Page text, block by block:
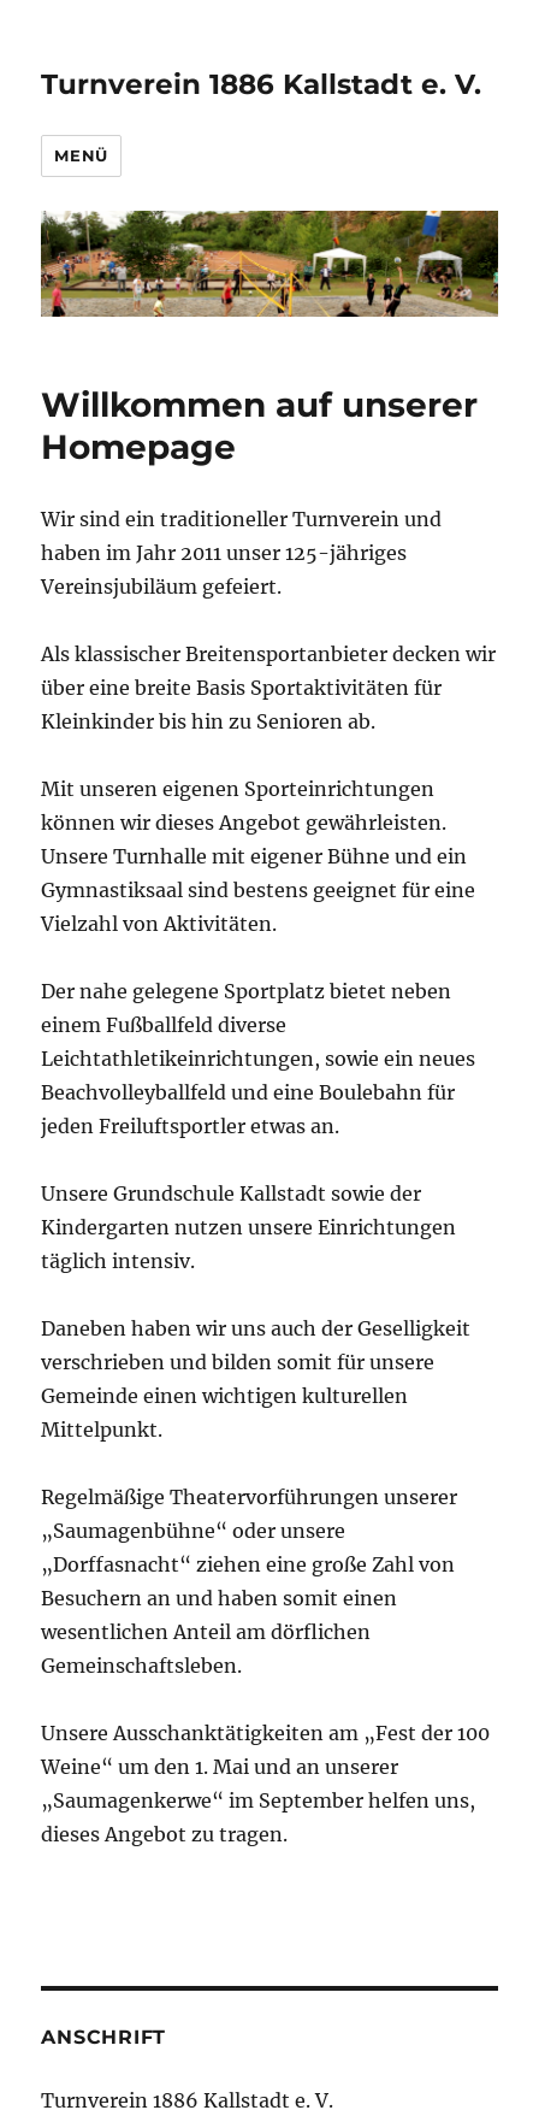
Turnverein 1886 Kallstadt e. V.
MENÜ
Willkommen auf unserer
Homepage
Wir sind ein traditioneller Turnverein und
haben im Jahr 2011 unser 125-jähriges
Vereinsjubiläum gefeiert.
Als klassischerBreitensportanbieter decken wir
über eine breite Basis Sportaktivitäten für
Kleinkinder bis hin zu Senioren ab.
Mit unseren eigenen Sporteinrichtungen
können wir dieses Angebot gewährleisten.
Unsere Turnhalle mit eigener Bühne und ein
Gymnastiksaal sind bestens geeignet für eine
Vielzahl von Aktivitäten.
Der nahe gelegene Sportplatz bietet neben
einem Fußballfeld diverse
Leichtathletikeinrichtungen, sowie ein neues
Beachvolleyballfeld und eine Boulebahn für
jeden Freiluftsportler etwas an.
Unsere Grundschule Kallstadt sowie der
Kindergarten nutzen unsere Einrichtungen
täglich intensiv.
Daneben haben wir uns auch der Geselligkeit
verschrieben und bilden somit für unsere
Gemeinde einen wichtigen kulturellen
Mittelpunkt.
Regelmäßige Theatervorführungen unserer
„Saumagenbühne“ oder unsere
„Dorffasnacht“ ziehen eine große Zahl von
Besuchern an und haben somit einen
wesentlichen Anteil am dörflichen
Gemeinschaftsleben.
Unsere Ausschanktätigkeiten am „Fest der 100
Weine“ um den 1. Mai und an unserer
„Saumagenkerwe“ im September helfen uns,
dieses Angebot zu tragen.
ANSCHRIFT
Turnverein 1886 Kallstadt e. V.